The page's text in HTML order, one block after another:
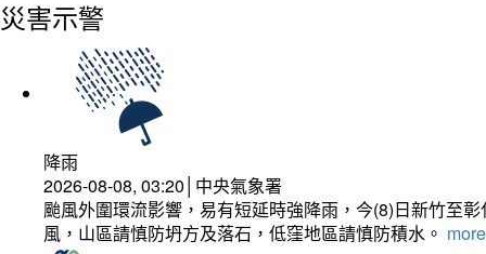
災害示警
降雨
2026-08-08, 03:20│中央氣象署
颱風外圍環流影響，易有短延時強降雨，今(8)日新竹至
風，山區請慎防坍方及落石，低窪地區請慎防積水。